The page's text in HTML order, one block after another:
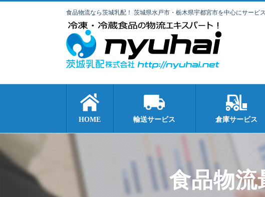
食品物流なら茨城乳配！ 茨城県水戸市・栃木県宇都宮市を中心にサービ
HOME 輸送サービス 倉庫サービス
食品物流